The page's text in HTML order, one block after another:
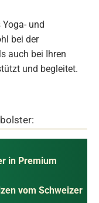
und
bei der
auch bei Ihren
und begleitet.
in Premium
vom Schweizer